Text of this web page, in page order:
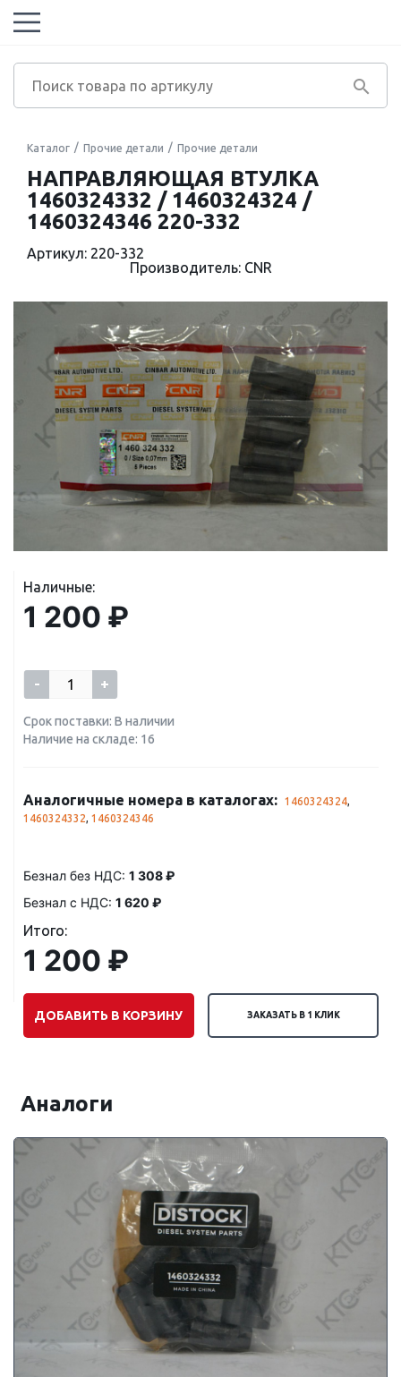
Каталог Прочие детали Прочие детали
НАПРАВЛЯЮЩАЯ ВТУЛКА
1460324332 / 1460324324 /
1460324346 220-332
Артикул: 220-332
Производитель: CNR
Наличные:
1 200 ₽
- +
Срок поставки: В наличии
Наличие на складе: 16
Аналогичные номера в каталогах: 1460324324,
1460324332, 1460324346
Безнал без НДС: 1 308 ₽
Безнал с НДС: 1 620 ₽
Итого:
1 200 ₽
ДОБАВИТЬ В КОРЗИНУ ЗАКАЗАТЬ В 1 КЛИК
Аналоги